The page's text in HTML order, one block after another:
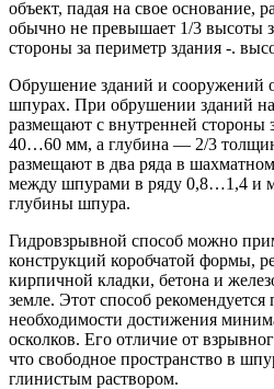
объект, падая на свое основание,
обычно не превышает 1/3 высоты
стороны за периметр здания -.
Обрушение зданий и сооружений
шпурах. При обрушении зданий
размещают с внутренней стороны
40…60 мм, а глубина — 2/3
размещают в два ряда в
между шпурами в ряду 0,8…1,4 и
глубины шпура.
Гидровзрывной способ можно
конструкций коробчатой формы,
кирпичной кладки, бетона и
земле. Этот способ
необходимости достижения
осколков. Его отличие от
что свободное пространство в
глинистым раствором.